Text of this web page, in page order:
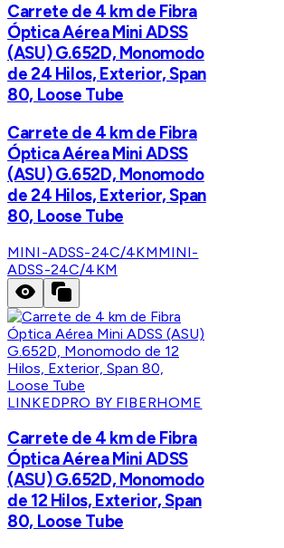
Carrete de 4 km de Fibra
Óptica Aérea Mini ADSS
(ASU) G.652D, Monomodo
de 24 Hilos, Exterior, Span
80, Loose Tube
Carrete de 4 km de Fibra
Óptica Aérea Mini ADSS
(ASU) G.652D, Monomodo
de 24 Hilos, Exterior, Span
80, Loose Tube
MINI-ADSS-24C/4KMMINI-
ADSS-24C/4KM
LINKEDPRO BY FIBERHOME
Carrete de 4 km de Fibra
Óptica Aérea Mini ADSS
(ASU) G.652D, Monomodo
de 12 Hilos, Exterior, Span
80, Loose Tube